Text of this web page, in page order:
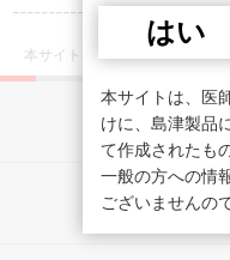
プラ
本サイトは医療従事者を対象
はい
本サイトは、医
けに、島津製品
て作成されたも
一般の方への情
ございませんの